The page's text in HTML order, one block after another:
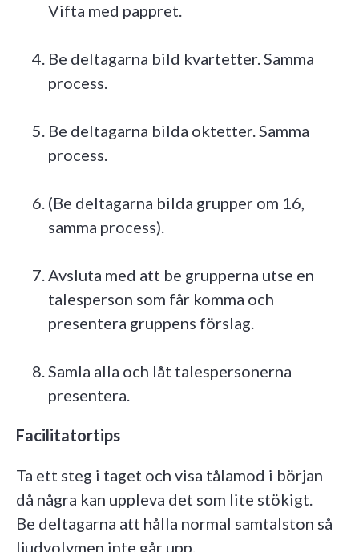
Vifta med pappret.
Be deltagarna bild kvartetter. Samma
process.
Be deltagarna bilda oktetter. Samma
process.
(Be deltagarna bilda grupper om 16,
samma process).
Avsluta med att be grupperna utse en
talesperson som får komma och
presentera gruppens förslag.
Samla alla och låt talespersonerna
presentera.
Facilitatortips
Ta ett steg i taget och visa tålamod i början
då några kan uppleva det som lite stökigt.
Be deltagarna att hålla normal samtalston så
ljudvolymen inte går upp.